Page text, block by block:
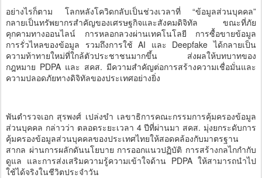
อย่างไรก็ตาม โลกหลังโควิดกลับเป็นช่วงเวลาที่ “ข้อมูลส่วนบุคคล”
กลายเป็นทรัพยากรสำคัญของเศรษฐกิจและสังคมดิจิทัล ขณะที่ภัย
คุกคามทางออนไลน์ การหลอกลวงผ่านเทคโนโลยี การซื้อขายข้อมูล
การรั่วไหลของข้อมูล รวมถึงการใช้ AI และ Deepfake ได้กลายเป็น
ความท้าทายใหม่ที่ใกล้ตัวประชาชนมากขึ้น ส่งผลให้บทบาทของ
กฎหมาย PDPA และ สคส. มีความสำคัญต่อการสร้างความเชื่อมั่นและ
ความปลอดภัยทางดิจิทัลของประเทศอย่างยิ่ง
พันตำรวจเอก สุรพงศ์ เปล่งขำ เลขาธิการคณะกรรมการคุ้มครองข้อมูล
ส่วนบุคคล กล่าวว่า ตลอดระยะเวลา 4 ปีที่ผ่านมา สคส. มุ่งยกระดับการ
คุ้มครองข้อมูลส่วนบุคคลของประเทศไทยให้สอดคล้องกับมาตรฐาน
สากล ผ่านการผลักดันนโยบาย การออกแนวปฏิบัติ การสร้างกลไกกำกับ
ดูแล และการส่งเสริมความรู้ความเข้าใจด้าน PDPA ให้สามารถนำไป
ใช้ได้จริงในชีวิตประจำวัน